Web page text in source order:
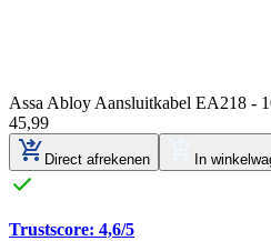
Assa Abloy Aansluitkabel EA218 -
45,99
Direct afrekenen In
Trustscore: 4,6/5